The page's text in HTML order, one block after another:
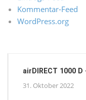
Kommentar-Feed
WordPress.org
airDIRECT 1000
31. Oktober 2022